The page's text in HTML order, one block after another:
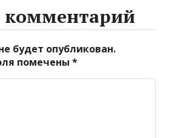
комментарий
будет опубликован.
помечены*